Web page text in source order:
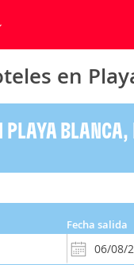
en
PLAYA
Fecha salida